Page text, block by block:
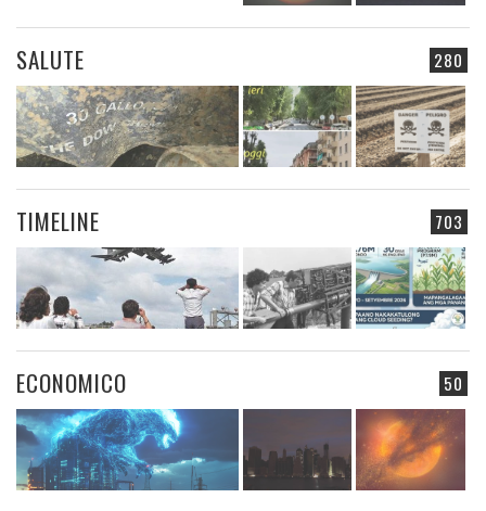
280
SALUTE
703
TIMELINE
50
ECONOMICO